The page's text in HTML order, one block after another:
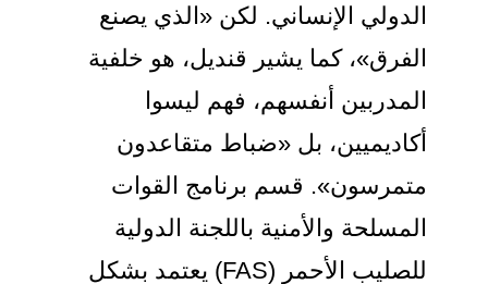
الدولي الإنساني. لكن «الذي يصنع
الفرق»، كما يشير قنديل، هو خلفية
المدربين أنفسهم، فهم ليسوا
أكاديميين، بل «ضباط متقاعدون
متمرسون». قسم برنامج القوات
المسلحة والأمنية باللجنة الدولية
للصليب الأحمر (FAS) يعتمد بشكل